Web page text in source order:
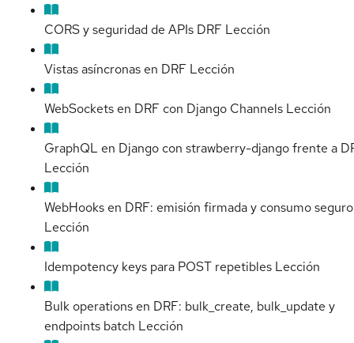
CORS y seguridad de APIs DRF Lección
Vistas asíncronas en DRF Lección
WebSockets en DRF con Django Channels Lección
GraphQL en Django con strawberry-django frente a
Lección
WebHooks en DRF: emisión firmada y consumo seguro
Lección
Idempotency keys para POST repetibles Lección
Bulk operations en DRF: bulk_create, bulk_update y
endpoints batch Lección